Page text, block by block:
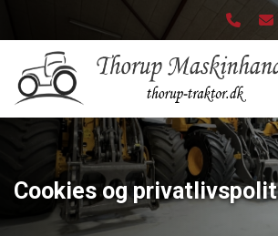
hovedindhold
Cookies og